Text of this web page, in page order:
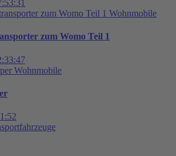
Wohnmobile
zum Womo Teil 1
Wohnmobile